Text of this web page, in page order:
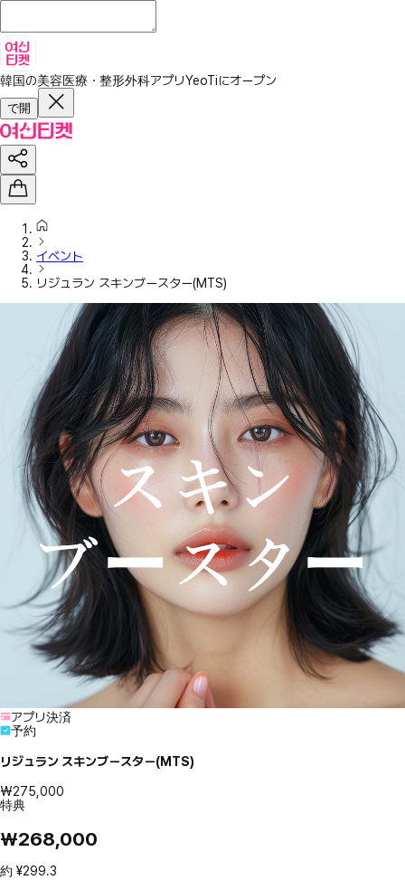
韓国の美容医療・整形外科アプリYeoTiにオープン
で開
イベント
リジュラン スキンブースター(MTS)
アプリ決済
予約
リジュラン スキンブースター(MTS)
₩275,000
特典
₩268,000
約 ¥299.3